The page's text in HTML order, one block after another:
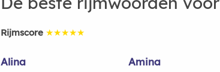
Rijmscore ★★★★★
Alina Amina